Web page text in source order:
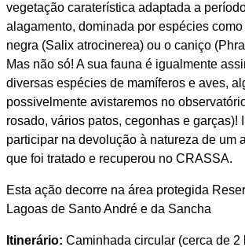
vegetação caraterística adaptada a
alagamento, dominada por espécies
negra (Salix atrocinerea) ou o caniço
Mas não só! A sua fauna é igualmente
diversas espécies de mamíferos e aves,
possivelmente avistaremos no
rosado, vários patos, cegonhas e garças)!
participar na devolução à natureza de um
que foi tratado e recuperou no CRASSA.
Esta ação decorre na área protegida
Lagoas de Santo André e da Sancha
Itinerário: Caminhada circular (cerca de 2